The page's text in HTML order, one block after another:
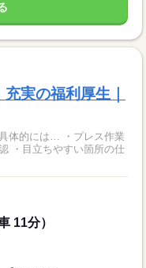
実の福利厚生｜
・目立ちやすい箇所の仕
11分）